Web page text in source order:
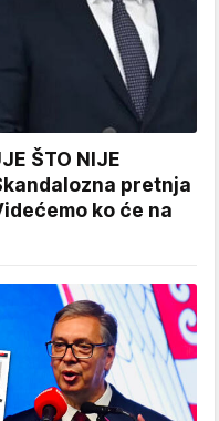
ŠTO NIJE
pretnja
ko će na